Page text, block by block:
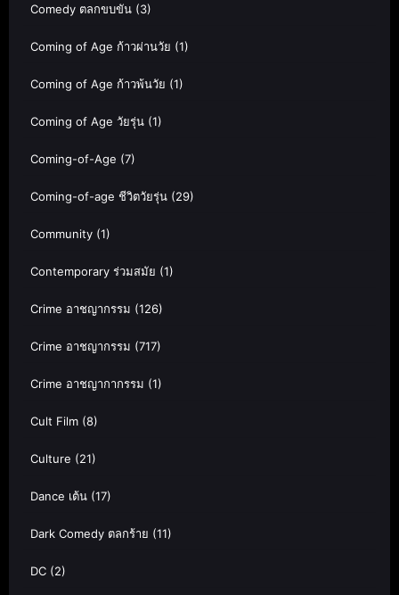
Comedy ตลกขบขัน (3)
Coming of Age ก้าวผ่านวัย (1)
Coming of Age ก้าวพ้นวัย (1)
Coming of Age วัยรุ่น (1)
Coming-of-Age (7)
Coming-of-age ชีวิตวัยรุ่น (29)
Community (1)
Contemporary ร่วมสมัย (1)
Crime อาชญากรรม (126)
Crime อาชญากรรม (717)
Crime อาชญากากรรม (1)
Cult Film (8)
Culture (21)
Dance เต้น (17)
Dark Comedy ตลกร้าย (11)
DC (2)